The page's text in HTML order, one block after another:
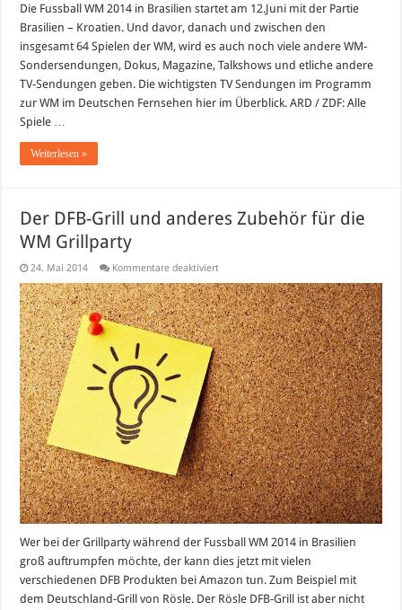
Die Fussball WM 2014 in Brasilien startet am 12.Juni mit der Partie
Brasilien – Kroatien. Und davor, danach und zwischen den
insgesamt 64 Spielen der WM, wird es auch noch viele andere WM-
Sondersendungen, Dokus, Magazine, Talkshows und etliche andere
TV-Sendungen geben. Die wichtigsten TV Sendungen im Programm
zur WM im Deutschen Fernsehen hier im Überblick. ARD / ZDF: Alle
Spiele …
Weiterlesen »
Der DFB-Grill und anderes Zubehör für die
WM Grillparty
24. Mai 2014 Kommentare deaktiviertfür
DFB-
Grill
und
anderes
Zubehör
für
die
WM
Grillparty
Wer bei der Grillparty während der Fussball WM 2014 in Brasilien
groß auftrumpfen möchte, der kann dies jetzt mit vielen
verschiedenen DFB Produkten bei Amazon tun. Zum Beispiel mit
dem Deutschland-Grill von Rösle. Der Rösle DFB-Grill ist aber nicht